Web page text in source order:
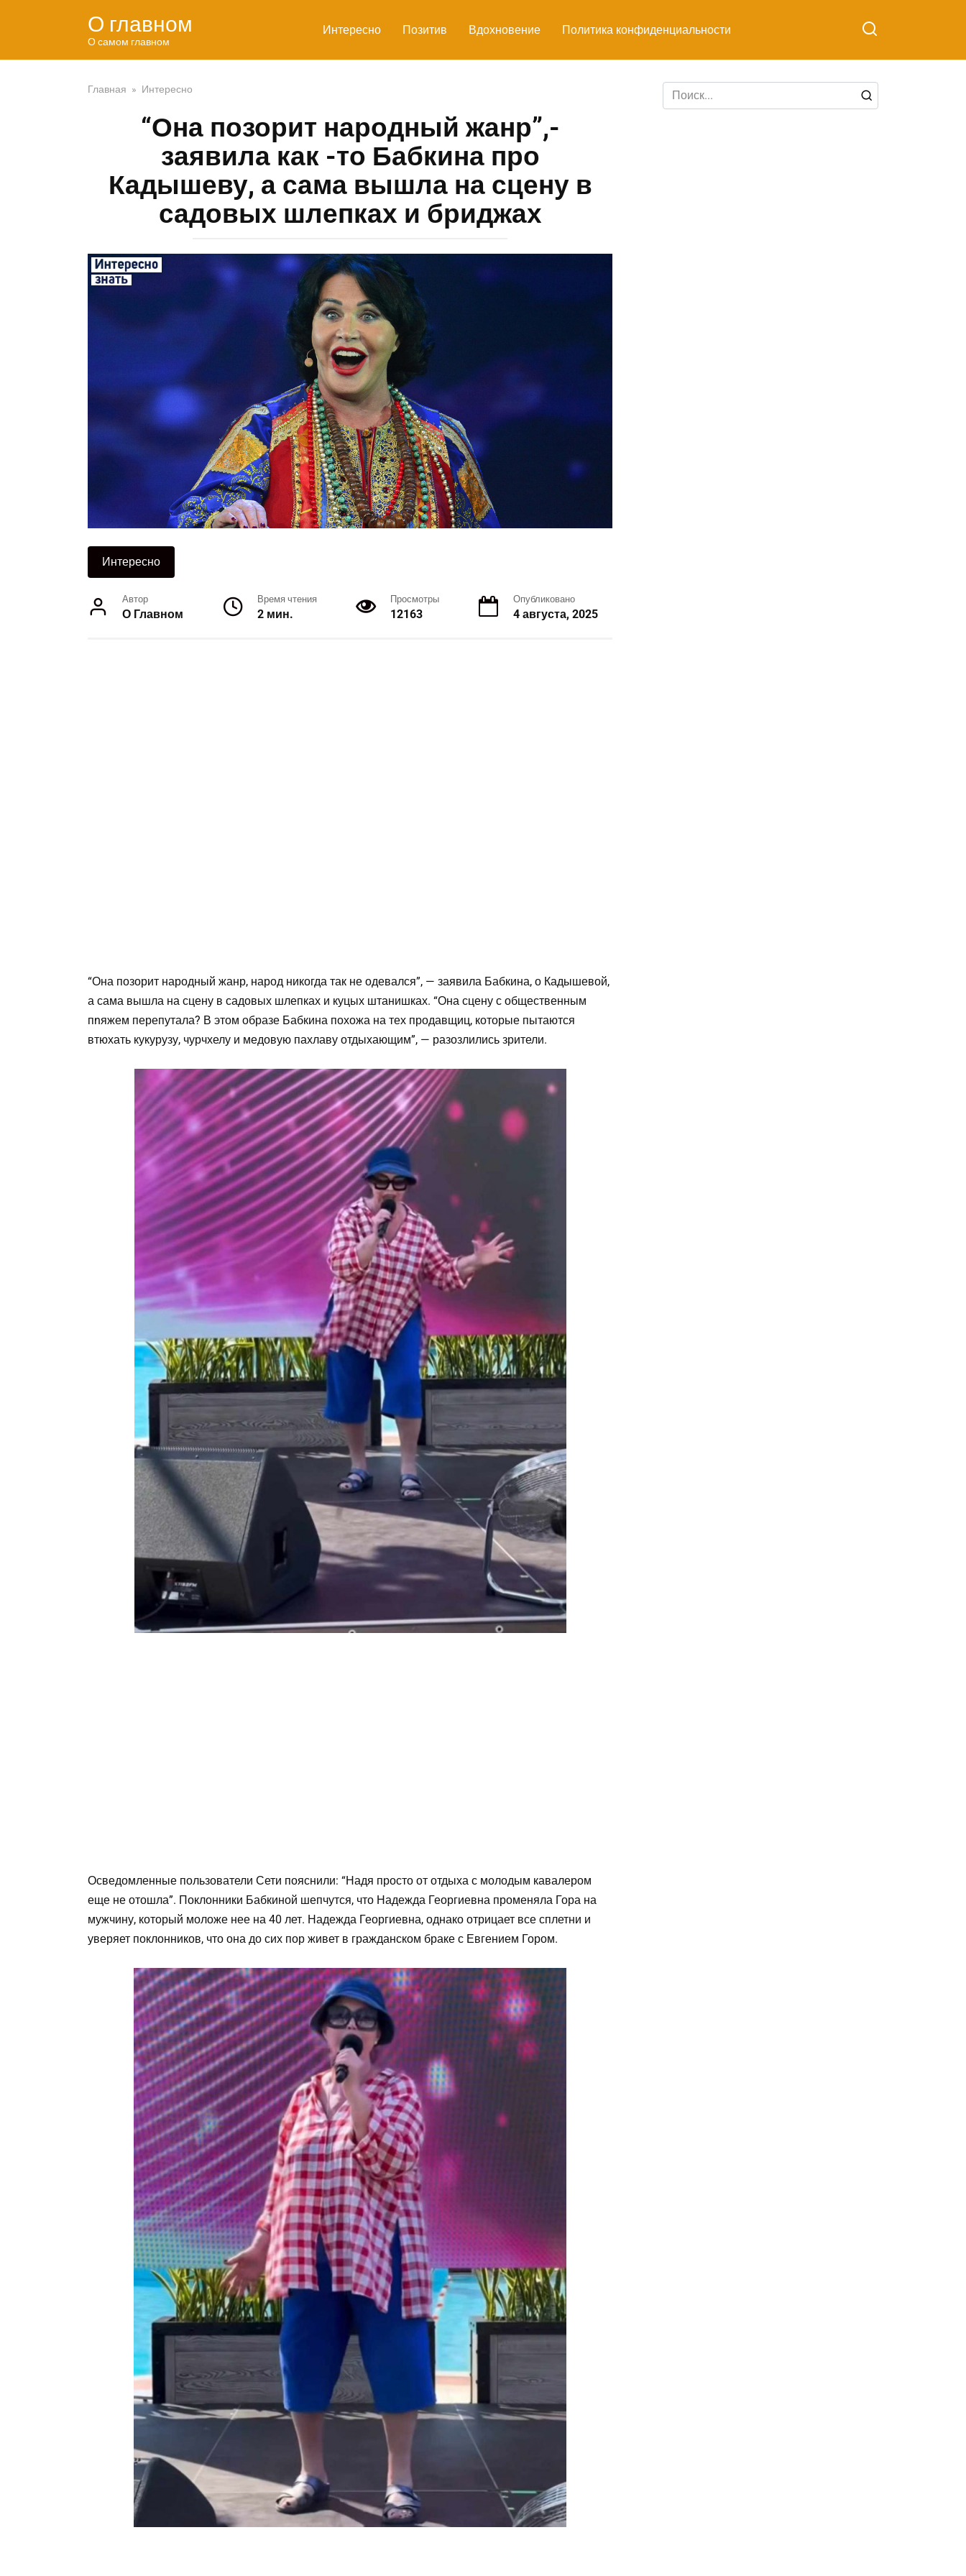
О главном
О самом главном
Интересно Позитив Вдохновение Политика конфиденциальности
Главная » Интересно
“Она позорит народный жанр”,-
заявила как -то Бабкина про
Кадышеву, а сама вышла на сцену в
садовых шлепках и бриджах
Интересно
Автор
О Главном
Время чтения
2 мин.
Просмотры
12163
Опубликовано
4 августа, 2025
“Она позорит народный жанр, народ никогда так не одевался”, — заявила Бабкина, о Кадышевой,
а сама вышла на сцену в садовых шлепках и куцых штанишках. “Она сцену с общественным
пnяжем перепутала? В этом образе Бабкина похожа на тех продавщиц, которые пытаются
втюхать кукурузу, чурчхелу и медовую пахлаву отдыхающим”, — разозлились зрители.
Осведомленные пользователи Сети пояснили: “Надя просто от отдыха с молодым кавалером
еще не отошла”. Поклонники Бабкиной шепчутся, что Надежда Георгиевна променяла Гора на
мужчину, который моложе нее на 40 лет. Надежда Георгиевна, однако отрицает все сплетни и
уверяет поклонников, что она до сих пор живет в гражданском браке с Евгением Гором.
Search
for: